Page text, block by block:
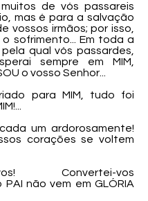
de vós passareis
mas é para a salvação
vossos irmãos; por isso,
sofrimento... Em toda a
qual vós passardes,
sempre em MIM,
o vosso Senhor...
para MIM, tudo foi
um ardorosamente!
corações se voltem
vos! Convertei-vos
não vem em GLÓRIA